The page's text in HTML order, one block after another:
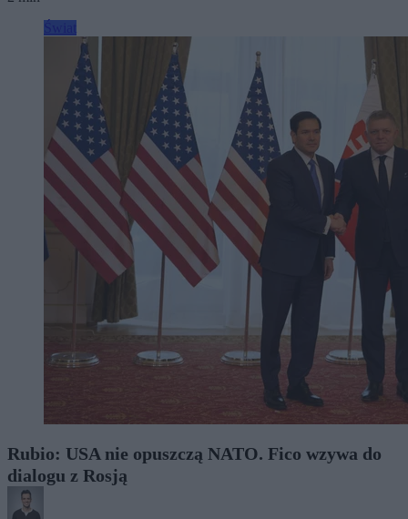
Rubio: USA nie opuszczą NATO. Fico wzywa do
dialogu z Rosją